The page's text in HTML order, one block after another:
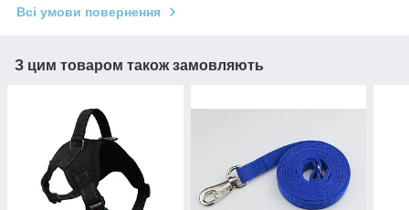
Всі умови повернення
З цим товаром також замовляють